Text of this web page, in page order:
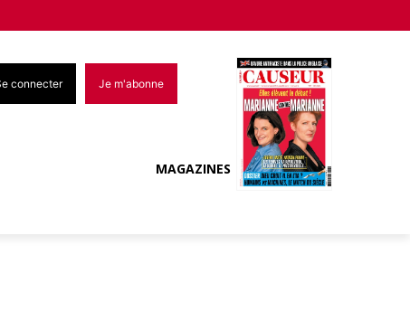
connecter Je m'abonne
MAGAZINES